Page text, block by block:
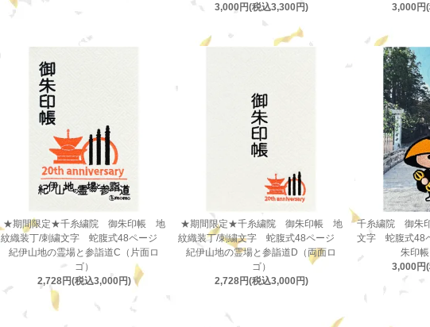
3,000円(税込3,300円)
3,000円
★期間限定★千糸繍院 御朱印帳 地
紋織装丁/刺繍文字 蛇腹式48ページ
紀伊山地の霊場と参詣道C（片面ロ
ゴ）
2,728円(税込3,000円)
★期間限定★千糸繍院 御朱印帳 地
紋織装丁/刺繍文字 蛇腹式48ページ
紀伊山地の霊場と参詣道D（両面ロ
ゴ）
2,728円(税込3,000円)
千糸繍院 御朱
文字 蛇腹式48
朱印
3,000円